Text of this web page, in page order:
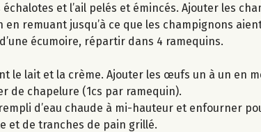
et l’ail pelés et émincés. Ajouter les
remuant jusqu’à ce que les champignons
écumoire, répartir dans 4 ramequins.
le lait et la crème. Ajouter les œufs un à un en
de chapelure (1cs par ramequin).
d’eau chaude à mi-hauteur et enfourner
et de tranches de pain grillé.